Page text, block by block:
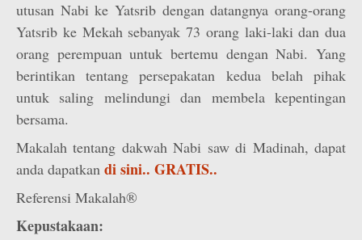
utusan Nabi ke Yatsrib dengan datangnya orang-orang
Yatsrib ke Mekah sebanyak 73 orang laki-laki dan dua
orang perempuan untuk bertemu dengan Nabi. Yang
berintikan tentang persepakatan kedua belah pihak
untuk saling melindungi dan membela kepentingan
bersama.
Makalah tentang dakwah Nabi saw di Madinah, dapat
anda dapatkan di sini.. GRATIS..
Referensi Makalah®
Kepustakaan: